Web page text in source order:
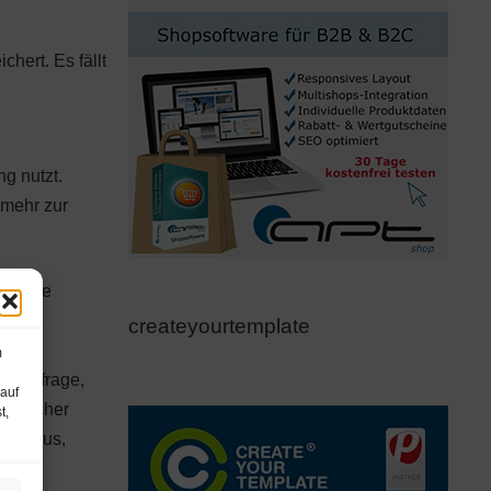
Es fällt
nutzt.
zur
kurze
Bonus,
createyourtemplate